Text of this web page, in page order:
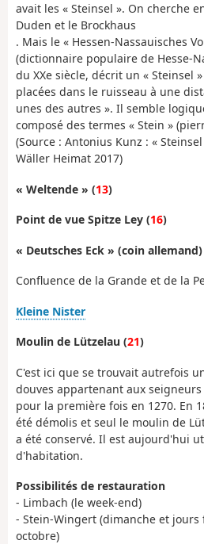
avait les « Steinsel ». On cherche
Duden et le Brockhaus
. Mais le « Hessen-Nassauisches
(dictionnaire populaire de Hesse-
du XXe siècle, décrit un « Steinsel
placées dans le ruisseau à une
unes des autres ». Il semble
composé des termes « Stein »
(Source : Antonius Kunz : «
Wäller Heimat 2017)
« Weltende » (13)
Point de vue Spitze Ley (16)
« Deutsches Eck » (coin
Confluence de la Grande et de la
Kleine Nister
Moulin de Lützelau (21)
C'est ici que se trouvait autrefois
douves appartenant aux
pour la première fois en 1270. En
été démolis et seul le moulin de
a été conservé. Il est aujourd'hui
d'habitation.
Possibilités de restauration
- Limbach (le week-end)
- Stein-Wingert (dimanche et jours
octobre)